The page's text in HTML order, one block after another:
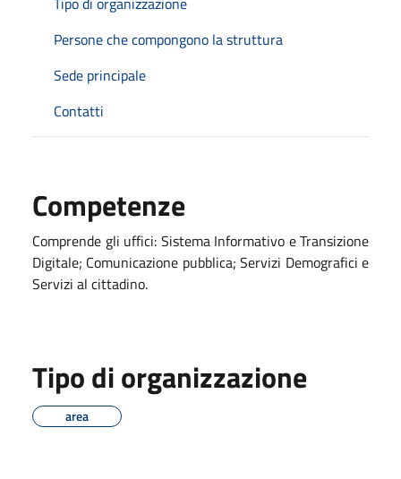
Persone che compongono la struttura
Sede principale
Contatti
Competenze
Comprende gli uffici: Sistema Informativo e Transizione
Digitale; Comunicazione pubblica; Servizi Demografici e
Servizi al cittadino.
Tipo di organizzazione
area